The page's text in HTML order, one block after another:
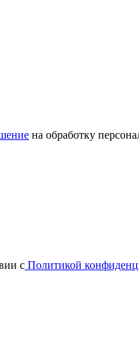
на обработку
с Политикой